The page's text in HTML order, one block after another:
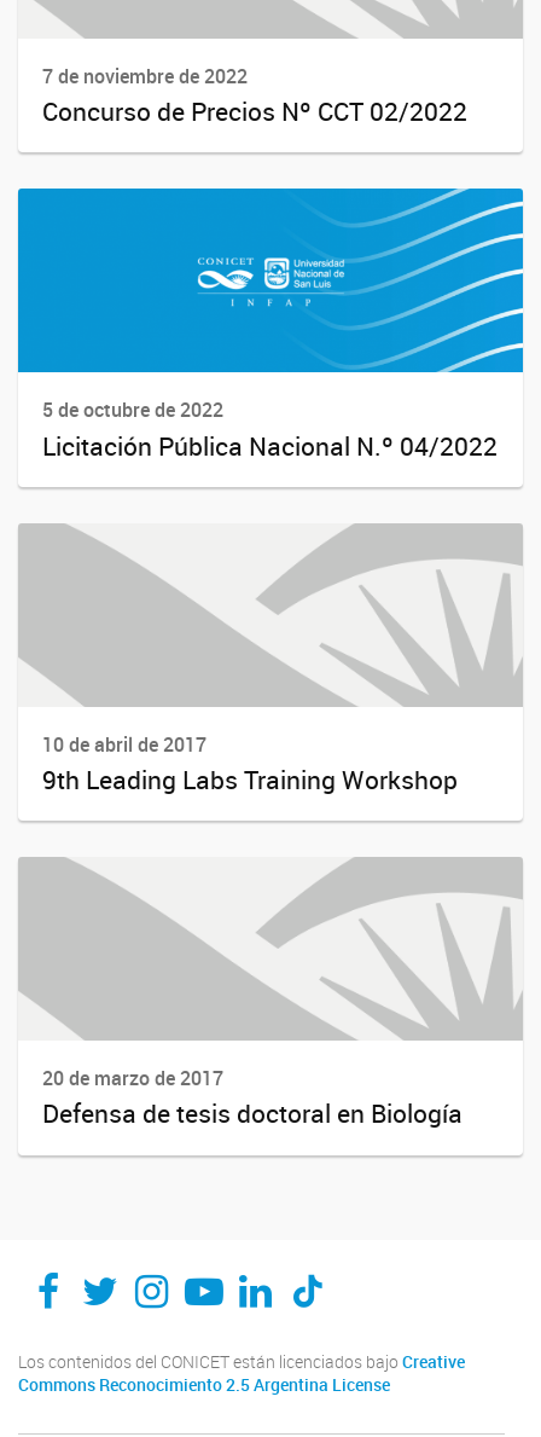
7 de noviembre de 2022
Concurso de Precios Nº CCT 02/2022
5 de octubre de 2022
Licitación Pública Nacional N.º 04/2022
10 de abril de 2017
9th Leading Labs Training Workshop
20 de marzo de 2017
Defensa de tesis doctoral en Biología
Los contenidos del CONICET están licenciados bajo Creative
Commons Reconocimiento 2.5 Argentina License